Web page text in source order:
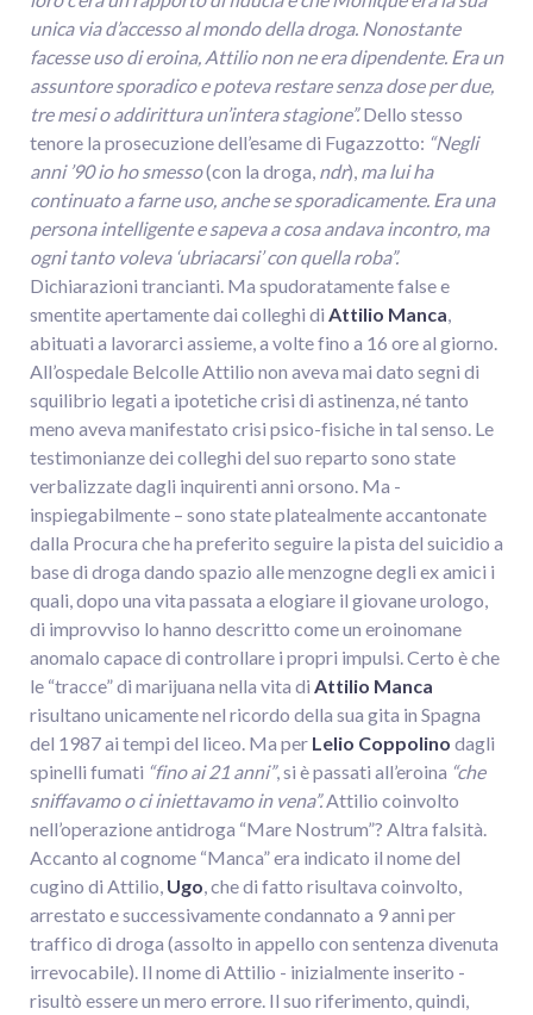
unica via d’accesso al mondo della droga. Nonostante
facesse uso di eroina, Attilio non ne era dipendente. Era un
assuntore sporadico e poteva restare senza dose per due,
tre mesi o addirittura un’intera stagione”.Dello stesso
tenore la prosecuzione dell’esame di Fugazzotto: “Negli
anni ’90 io ho smesso(con la droga, ndr), ma lui ha
continuato a farne uso, anche se sporadicamente. Era una
persona intelligente e sapeva a cosa andava incontro, ma
ogni tanto voleva ‘ubriacarsi’ con quella roba”.
Dichiarazioni trancianti. Ma spudoratamente false e
smentite apertamente dai colleghi di Attilio Manca,
abituati a lavorarci assieme, a volte fino a 16 ore al giorno.
All’ospedale Belcolle Attilio non aveva mai dato segni di
squilibrio legati a ipotetiche crisi di astinenza, né tanto
meno aveva manifestato crisi psico-fisiche in tal senso. Le
testimonianze dei colleghi del suo reparto sono state
verbalizzate dagli inquirenti anni orsono. Ma -
inspiegabilmente – sono state platealmente accantonate
dalla Procura che ha preferito seguire la pista del suicidio a
base di droga dando spazio alle menzogne degli ex amici i
quali, dopo una vita passata a elogiare il giovane urologo,
di improvviso lo hanno descritto come un eroinomane
anomalo capace di controllare i propri impulsi. Certo è che
le “tracce” di marijuana nella vita di Attilio Manca
risultano unicamente nel ricordo della sua gita in Spagna
del 1987 ai tempi del liceo. Ma per Lelio Coppolino dagli
spinelli fumati “fino ai 21 anni”, si è passati all’eroina “che
sniffavamo o ci iniettavamo in vena”.Attilio coinvolto
nell’operazione antidroga “Mare Nostrum”? Altra falsità.
Accanto al cognome “Manca” era indicato il nome del
cugino di Attilio, Ugo, che di fatto risultava coinvolto,
arrestato e successivamente condannato a 9 anni per
traffico di droga (assolto in appello con sentenza divenuta
irrevocabile). Il nome di Attilio - inizialmente inserito -
risultò essere un mero errore. Il suo riferimento, quindi,